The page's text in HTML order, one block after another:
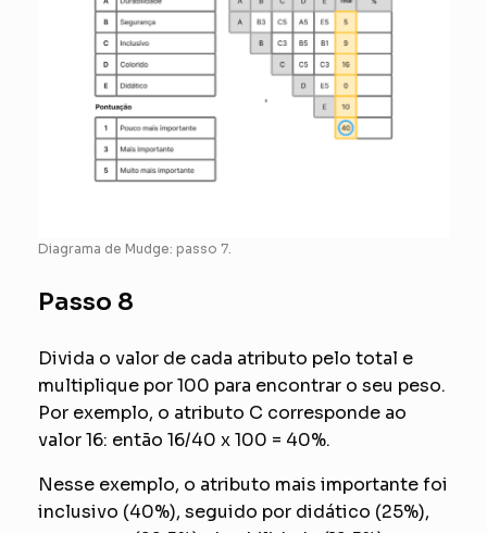
Diagrama de Mudge: passo 7.
Passo 8
Divida o valor de cada atributo pelo total e
multiplique por 100 para encontrar o seu peso.
Por exemplo, o atributo C corresponde ao
valor 16: então 16/40 x 100 = 40%.
Nesse exemplo, o atributo mais importante foi
inclusivo (40%), seguido por didático (25%),